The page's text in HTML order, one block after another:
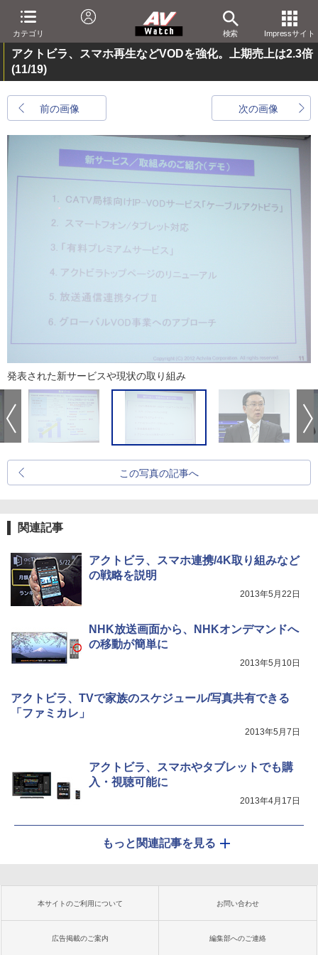
カテゴリ 検索 Impressサイト
アクトビラ、スマホ再生などVODを強化。上期売上は2.3倍
(11/19)
前の画像 次の画像
発表された新サービスや現状の取り組み
この写真の記事へ
関連記事
アクトビラ、スマホ連携/4K取り組みなど
の戦略を説明
2013年5月22日
NHK放送画面から、NHKオンデマンドへ
の移動が簡単に
2013年5月10日
アクトビラ、TVで家族のスケジュール/写真共有できる
「ファミカレ」
2013年5月7日
アクトビラ、スマホやタブレットでも購
入・視聴可能に
2013年4月17日
もっと関連記事を見る
本サイトのご利用について お問い合わせ
広告掲載のご案内 編集部へのご連絡